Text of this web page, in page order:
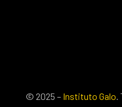
© 2025 – Instituto Galo